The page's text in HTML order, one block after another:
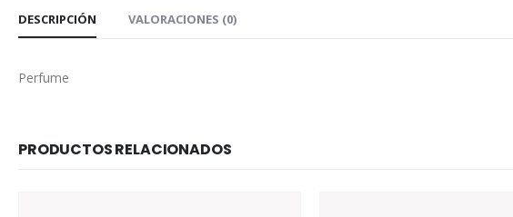
DESCRIPCIÓN VALORACIONES (0)
Perfume
PRODUCTOS RELACIONADOS